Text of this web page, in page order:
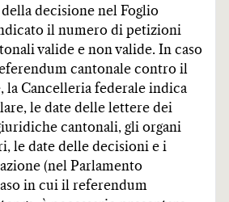
decisione nel Foglio
il numero di petizioni
valide e non valide. In caso
cantonale contro il
la Cancelleria federale indica
le date delle lettere dei
cantonali, gli organi
le date delle decisioni e i
(nel Parlamento
in cui il referendum